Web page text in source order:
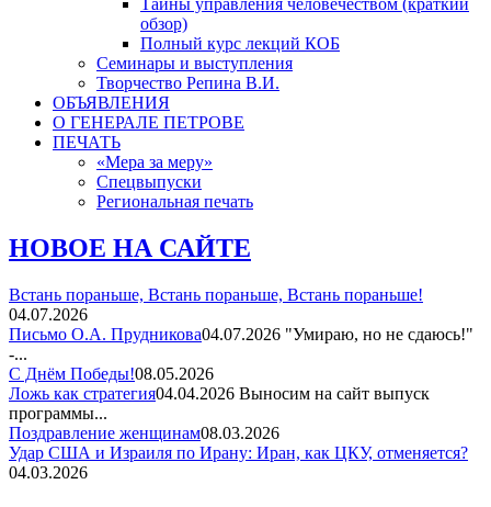
Тайны управления человечеством (краткий
обзор)
Полный курс лекций КОБ
Семинары и выступления
Творчество Репина В.И.
ОБЪЯВЛЕНИЯ
О ГЕНЕРАЛЕ ПЕТРОВЕ
ПЕЧАТЬ
«Мера за меру»
Спецвыпуски
Региональная печать
НОВОЕ НА САЙТЕ
Встань пораньше, Встань пораньше, Встань пораньше!
04.07.2026
Письмо О.А. Прудникова04.07.2026 "Умираю, но не сдаюсь!"
-...
С Днём Победы!08.05.2026
Ложь как стратегия04.04.2026 Выносим на сайт выпуск
программы...
Поздравление женщинам08.03.2026
Удар США и Израиля по Ирану: Иран, как ЦКУ, отменяется?
04.03.2026